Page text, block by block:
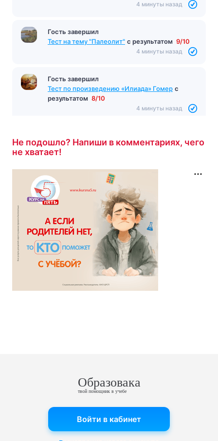
Гость завершил
с результатом 16/18
Гость завершил
Тест на тему "Палеолит"
4 минуты назад
Не подошло? Напиши в комментариях, чего
не хватает!
Образовака
твой помощник в учебе
Войти в кабинет